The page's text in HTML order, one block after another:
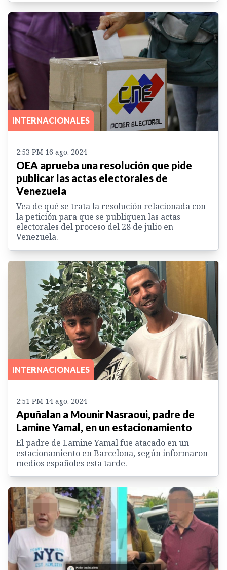
INTERNACIONALES
2:53 PM 16 ago. 2024
OEA aprueba una resolución que pide
publicar las actas electorales de
Venezuela
Vea de qué se trata la resolución relacionada con
la petición para que se publiquen las actas
electorales del proceso del 28 de julio en
Venezuela.
INTERNACIONALES
2:51 PM 14 ago. 2024
Apuñalan a Mounir Nasraoui, padre de
Lamine Yamal, en un estacionamiento
El padre de Lamine Yamal fue atacado en un
estacionamiento en Barcelona, según informaron
medios españoles esta tarde.